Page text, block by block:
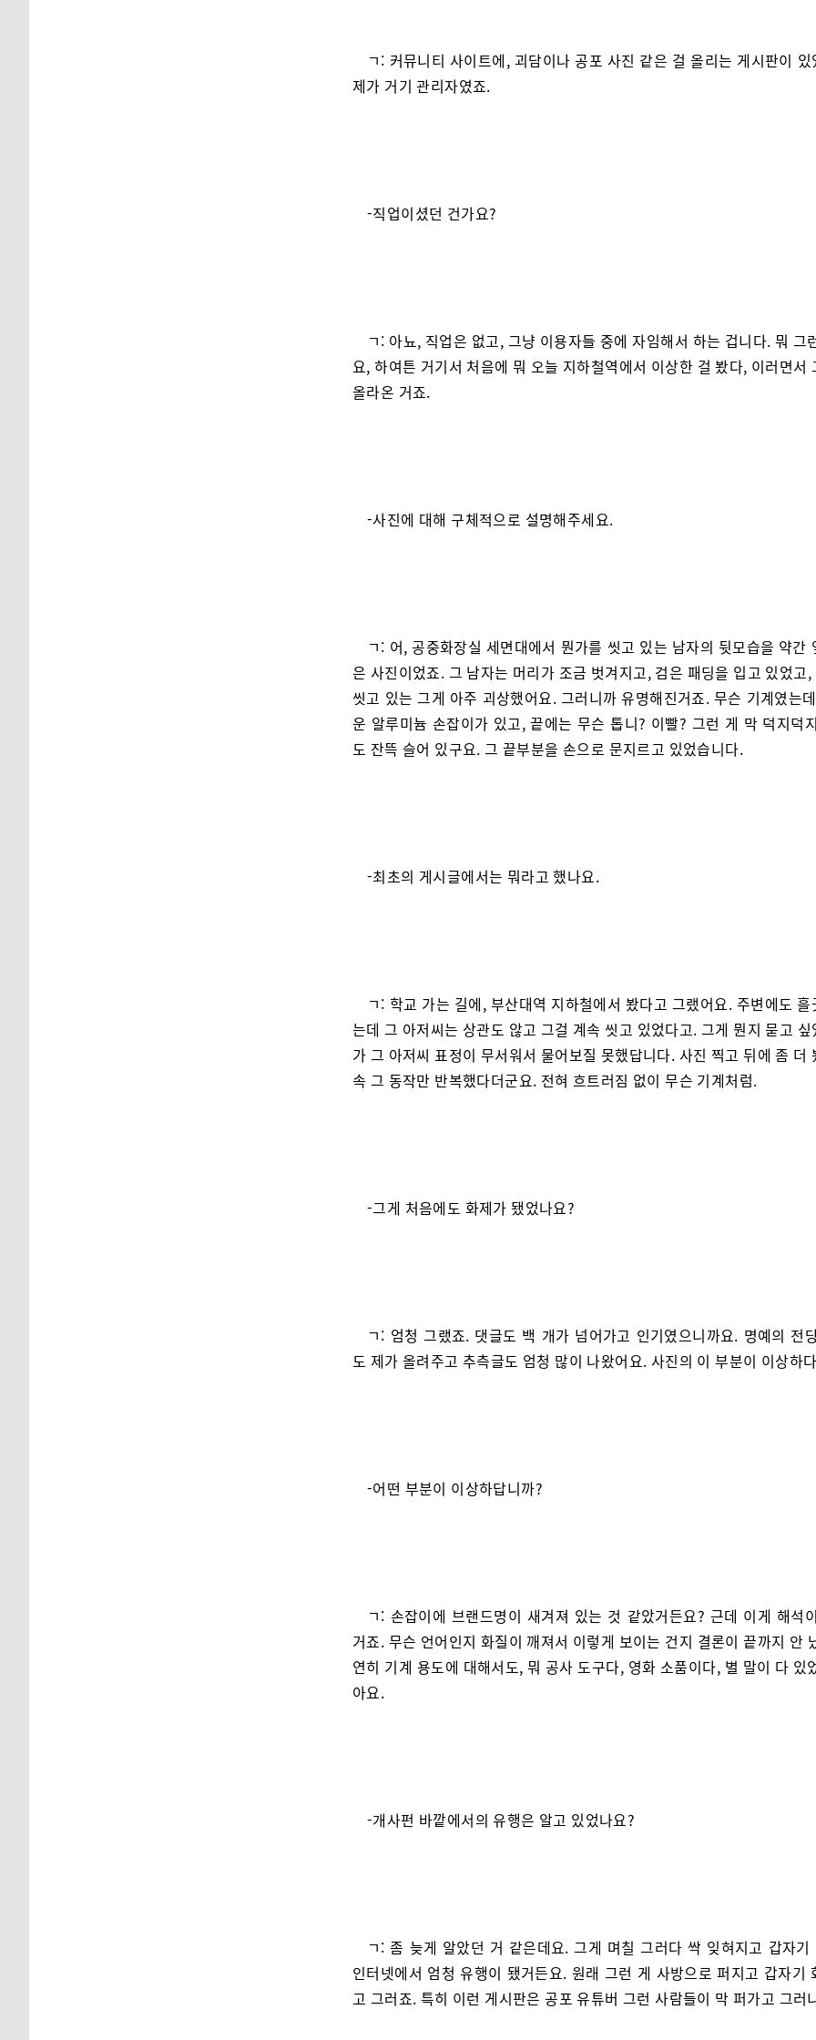
ㄱ: 커뮤니티 사이트에, 괴담이나 공포 사진 같은 걸 올리는 게시판이
제가 거기 관리자였죠.
-직업이셨던 건가요?
ㄱ: 아뇨, 직업은 없고, 그냥 이용자들 중에 자임해서 하는 겁니다. 뭐 그
요, 하여튼 거기서 처음에 뭐 오늘 지하철역에서 이상한 걸 봤다, 이러면서
올라온 거죠.
-사진에 대해 구체적으로 설명해주세요.
ㄱ: 어, 공중화장실 세면대에서 뭔가를 씻고 있는 남자의 뒷모습을 약간
은 사진이었죠. 그 남자는 머리가 조금 벗겨지고, 검은 패딩을 입고 있었고,
씻고 있는 그게 아주 괴상했어요. 그러니까 유명해진거죠. 무슨 기계였는
운 알루미늄 손잡이가 있고, 끝에는 무슨 톱니? 이빨? 그런 게 막 덕지
도 잔뜩 슬어 있구요. 그 끝부분을 손으로 문지르고 있었습니다.
-최초의 게시글에서는 뭐라고 했나요.
ㄱ: 학교 가는 길에, 부산대역 지하철에서 봤다고 그랬어요. 주변에도 흘
는데 그 아저씨는 상관도 않고 그걸 계속 씻고 있었다고. 그게 뭔지 묻고 싶
가 그 아저씨 표정이 무서워서 물어보질 못했답니다. 사진 찍고 뒤에 좀 더
속 그 동작만 반복했다더군요. 전혀 흐트러짐 없이 무슨 기계처럼.
-그게 처음에도 화제가 됐었나요?
ㄱ: 엄청 그랬죠. 댓글도 백 개가 넘어가고 인기였으니까요. 명예의 전
도 제가 올려주고 추측글도 엄청 많이 나왔어요. 사진의 이 부분이 이상하
-어떤 부분이 이상하답니까?
ㄱ: 손잡이에 브랜드명이 새겨져 있는 것 같았거든요? 근데 이게 해석
거죠. 무슨 언어인지 화질이 깨져서 이렇게 보이는 건지 결론이 끝까지 안
연히 기계 용도에 대해서도, 뭐 공사 도구다, 영화 소품이다, 별 말이 다 있
아요.
-개사펀 바깥에서의 유행은 알고 있었나요?
ㄱ: 좀 늦게 알았던 거 같은데요. 그게 며칠 그러다 싹 잊혀지고 갑자기
인터넷에서 엄청 유행이 됐거든요. 원래 그런 게 사방으로 퍼지고 갑자기
고 그러죠. 특히 이런 게시판은 공포 유튜버 그런 사람들이 막 퍼가고 그러